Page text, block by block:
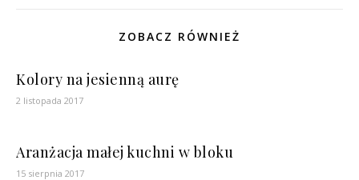
ZOBACZ RÓWNIEŻ
Kolory na jesienną aurę
2 listopada 2017
Aranżacja małej kuchni w bloku
15 sierpnia 2017